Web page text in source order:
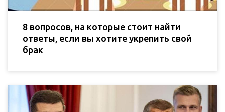
8 вопросов, на которые стоит найти
ответы, если вы хотите укрепить свой
брак